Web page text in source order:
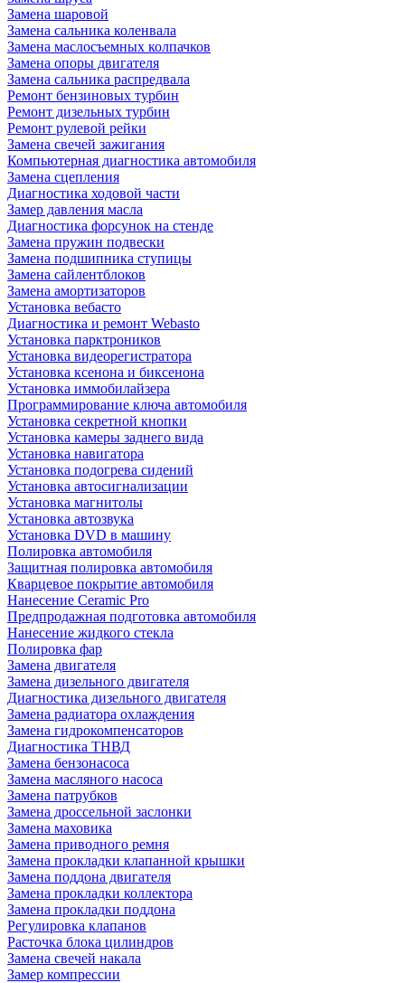
Замена шаровой
Замена сальника коленвала
Замена маслосъемных колпачков
Замена опоры двигателя
Замена сальника распредвала
Ремонт бензиновых турбин
Ремонт дизельных турбин
Ремонт рулевой рейки
Замена свечей зажигания
Компьютерная диагностика автомобиля
Замена сцепления
Диагностика ходовой части
Замер давления масла
Диагностика форсунок на стенде
Замена пружин подвески
Замена подшипника ступицы
Замена сайлентблоков
Замена амортизаторов
Установка вебасто
Диагностика и ремонт Webasto
Установка парктроников
Установка видеорегистратора
Установка ксенона и биксенона
Установка иммобилайзера
Программирование ключа автомобиля
Установка секретной кнопки
Установка камеры заднего вида
Установка навигатора
Установка подогрева сидений
Установка автосигнализации
Установка магнитолы
Установка автозвука
Установка DVD в машину
Полировка автомобиля
Защитная полировка автомобиля
Кварцевое покрытие автомобиля
Нанесение Ceramic Pro
Предпродажная подготовка автомобиля
Нанесение жидкого стекла
Полировка фар
Замена двигателя
Замена дизельного двигателя
Диагностика дизельного двигателя
Замена радиатора охлаждения
Замена гидрокомпенсаторов
Диагностика ТНВД
Замена бензонасоса
Замена масляного насоса
Замена патрубков
Замена дроссельной заслонки
Замена маховика
Замена приводного ремня
Замена прокладки клапанной крышки
Замена поддона двигателя
Замена прокладки коллектора
Замена прокладки поддона
Регулировка клапанов
Расточка блока цилиндров
Замена свечей накала
Замер компрессии